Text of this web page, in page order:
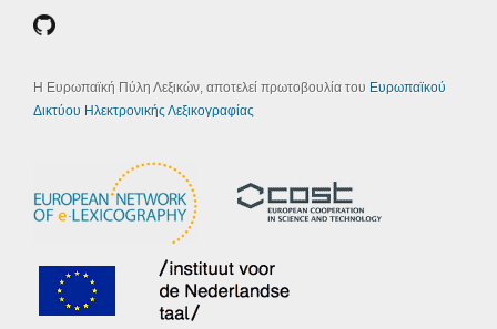
Η Ευρωπαϊκή Πύλη Λεξικών, αποτελεί πρωτοβουλία του Ευρωπαϊκού
Δικτύου Ηλεκτρονικής Λεξικογραφίας